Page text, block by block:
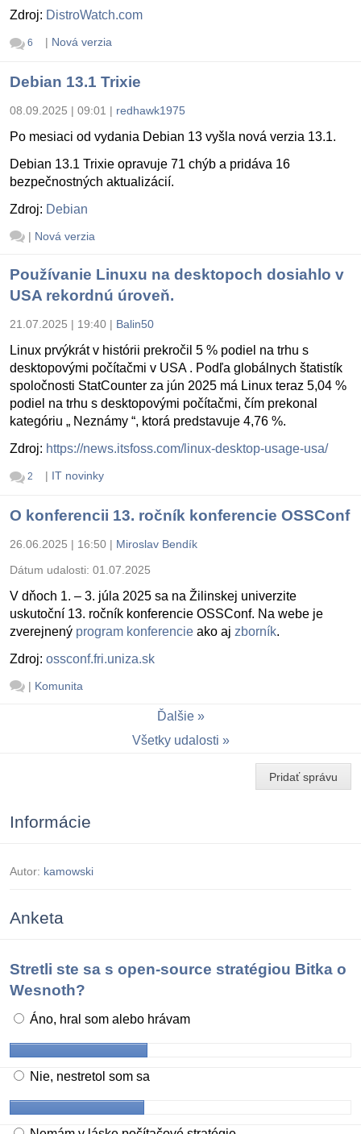
Zdroj: DistroWatch.com
6 | Nová verzia
Debian 13.1 Trixie
08.09.2025 | 09:01 | redhawk1975
Po mesiaci od vydania Debian 13 vyšla nová verzia 13.1.
Debian 13.1 Trixie opravuje 71 chýb a pridáva 16
bezpečnostných aktualizácií.
Zdroj: Debian
| Nová verzia
Používanie Linuxu na desktopoch dosiahlo v
USA rekordnú úroveň.
21.07.2025 | 19:40 | Balin50
Linux prvýkrát v histórii prekročil 5 % podiel na trhu s
desktopovými počítačmi v USA . Podľa globálnych štatistík
spoločnosti StatCounter za jún 2025 má Linux teraz 5,04 %
podiel na trhu s desktopovými počítačmi, čím prekonal
kategóriu „ Neznámy “, ktorá predstavuje 4,76 %.
Zdroj: https://news.itsfoss.com/linux-desktop-usage-usa/
2 | IT novinky
O konferencii 13. ročník konferencie OSSConf
26.06.2025 | 16:50 | Miroslav Bendík
Dátum udalosti: 01.07.2025
V dňoch 1. – 3. júla 2025 sa na Žilinskej univerzite
uskutoční 13. ročník konferencie OSSConf. Na webe je
zverejnený program konferencie ako aj zborník.
Zdroj: ossconf.fri.uniza.sk
| Komunita
Ďalšie
Všetky udalosti
Pridať správu
Informácie
Autor: kamowski
Anketa
Stretli ste sa s open-source stratégiou Bitka o
Wesnoth?
Áno, hral som alebo hrávam
Nie, nestretol som sa